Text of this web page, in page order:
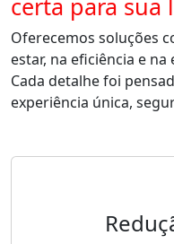
Oferecemos soluções
estar, na eficiência e
Cada detalhe foi
experiência única,